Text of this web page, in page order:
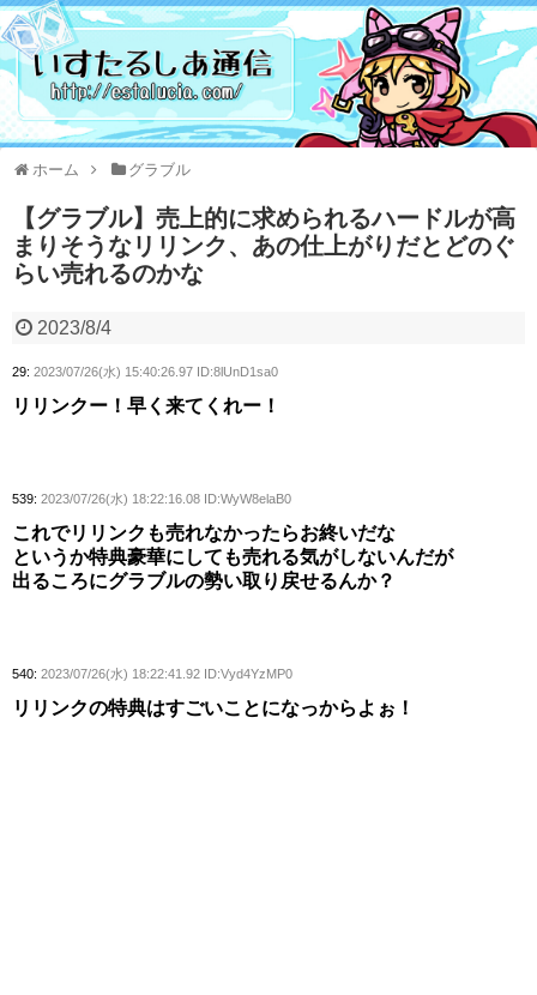
ホーム グラブル
【グラブル】売上的に求められるハードルが高
まりそうなリリンク、あの仕上がりだとどのぐ
らい売れるのかな
2023/8/4
29: 2023/07/26(水) 15:40:26.97 ID:8lUnD1sa0
リリンクー！早く来てくれー！
539: 2023/07/26(水) 18:22:16.08 ID:WyW8elaB0
これでリリンクも売れなかったらお終いだな
というか特典豪華にしても売れる気がしないんだが
出るころにグラブルの勢い取り戻せるんか？
540: 2023/07/26(水) 18:22:41.92 ID:Vyd4YzMP0
リリンクの特典はすごいことになっからよぉ！